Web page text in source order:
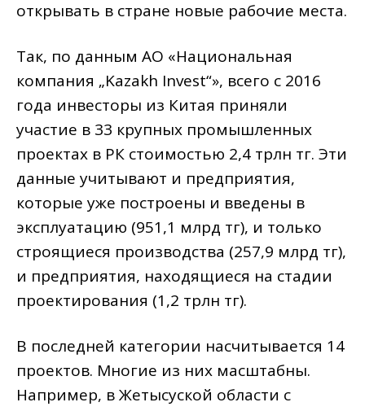
открывать в стране новые рабочие места.
Так, по данным АО «Национальная
компания „Kazakh Invest“», всего с 2016
года инвесторы из Китая приняли
участие в 33 крупных промышленных
проектах в РК стоимостью 2,4 трлн тг. Эти
данные учитывают и предприятия,
которые уже построены и введены в
эксплуатацию (951,1 млрд тг), и только
строящиеся производства (257,9 млрд тг),
и предприятия, находящиеся на стадии
проектирования (1,2 трлн тг).
В последней категории насчитывается 14
проектов. Многие из них масштабны.
Например, в Жетысуской области с